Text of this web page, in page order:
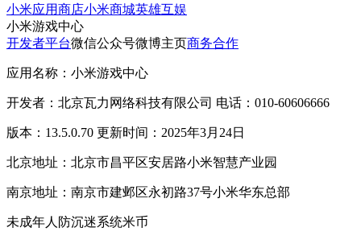
小米应用商店小米商城英雄互娱
小米游戏中心
开发者平台微信公众号微博主页商务合作
应用名称：小米游戏中心
开发者：北京瓦力网络科技有限公司 电话：010-60606666
版本：13.5.0.70 更新时间：2025年3月24日
北京地址：北京市昌平区安居路小米智慧产业园
南京地址：南京市建邺区永初路37号小米华东总部
未成年人防沉迷系统米币